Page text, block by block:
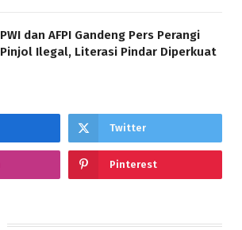
PWI dan AFPI Gandeng Pers Perangi
Pinjol Ilegal, Literasi Pindar Diperkuat
Twitter
Pinterest